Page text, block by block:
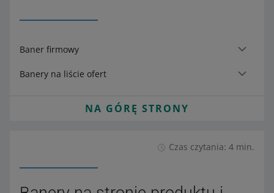
Baner firmowy
Banery na liście ofert
NA GÓRĘ STRONY
Czas czytania: 4 min.